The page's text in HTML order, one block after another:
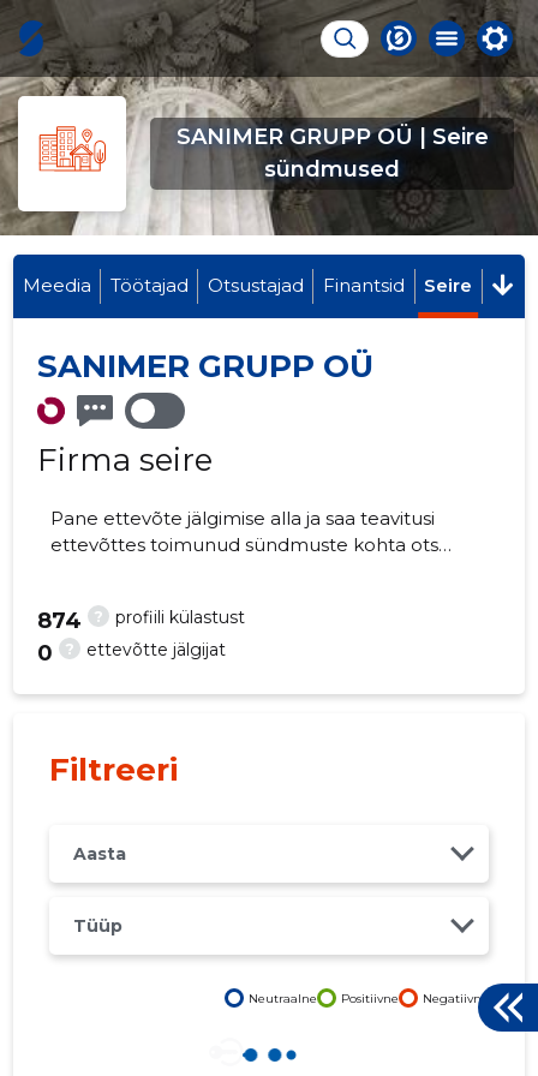
SANIMER GRUPP OÜ | Seire
sündmused
Meedia Töötajad Otsustajad Finantsid Seire
SANIMER GRUPP OÜ
Firma seire
Pane ettevõte jälgimise alla ja saa teavitusi
ettevõttes toimunud sündmuste kohta otse
? profiili külastust
874
? ettevõtte jälgijat
0
Filtreeri
Aasta
Tüüp
Neutraalne Positiivne Negatiivne